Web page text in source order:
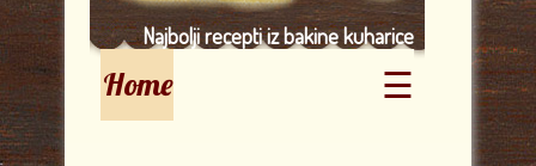
Najbolji recepti iz bakine kuharice
Home ☰